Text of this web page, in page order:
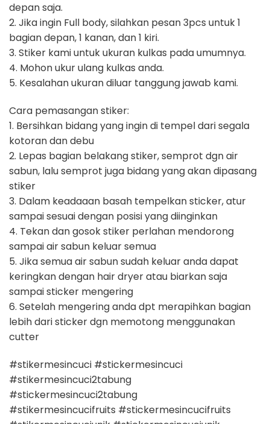
depan saja.
2. Jika ingin Full body, silahkan pesan 3pcs untuk 1
bagian depan, 1 kanan, dan 1 kiri.
3. Stiker kami untuk ukuran kulkas pada umumnya.
4. Mohon ukur ulang kulkas anda.
5. Kesalahan ukuran diluar tanggung jawab kami.
Cara pemasangan stiker:
1. Bersihkan bidang yang ingin di tempel dari segala
kotoran dan debu
2. Lepas bagian belakang stiker, semprot dgn air
sabun, lalu semprot juga bidang yang akan dipasang
stiker
3. Dalam keadaaan basah tempelkan sticker, atur
sampai sesuai dengan posisi yang diinginkan
4. Tekan dan gosok stiker perlahan mendorong
sampai air sabun keluar semua
5. Jika semua air sabun sudah keluar anda dapat
keringkan dengan hair dryer atau biarkan saja
sampai sticker mengering
6. Setelah mengering anda dpt merapihkan bagian
lebih dari sticker dgn memotong menggunakan
cutter
#stikermesincuci #stickermesincuci
#stikermesincuci2tabung
#stickermesincuci2tabung
#stikermesincucifruits #stickermesincucifruits